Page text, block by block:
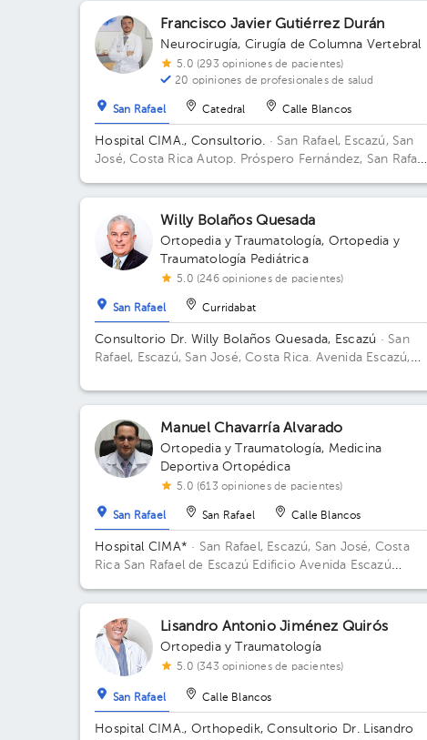
Francisco Javier Gutiérrez Durán
Neurocirugía, Cirugía de Columna Vertebral
5.0 (293 opiniones de pacientes)
20 opiniones de profesionales de salud
San Rafael Catedral Calle Blancos
Hospital CIMA., Consultorio. · San Rafael, Escazú, San
José, Costa RicaAutop. Próspero Fernández, San Rafael
CIMA. Piso 5. Consultorio 504.
Willy Bolaños Quesada
Ortopedia y Traumatología, Ortopedia y
Traumatología Pediátrica
5.0 (246 opiniones de pacientes)
San Rafael Curridabat
Consultorio Dr. Willy Bolaños Quesada, Escazú · San
Rafael, Escazú, San José, Costa Rica. Avenida Escazú,
Piso 1. Consultorio 111.
Manuel Chavarría Alvarado
Ortopedia y Traumatología, Medicina
Deportiva Ortopédica
5.0 (613 opiniones de pacientes)
San Rafael San Rafael Calle Blancos
Hospital CIMA* · San Rafael, Escazú, San José, Costa
Rica San Rafael de Escazú Edificio Avenida Escazú
Lisandro Antonio Jiménez Quirós
Ortopedia y Traumatología
5.0 (343 opiniones de pacientes)
San Rafael Calle Blancos
Hospital CIMA., Orthopedik, Consultorio Dr. Lisandro